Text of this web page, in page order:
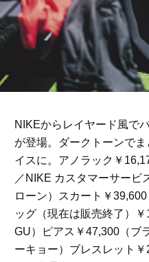
NIKEからレイヤード風で
が登場。ダークトーンで
イスに。アノラック￥
／NIKE カスタマーサービ
ローン）スカート￥
ッグ（現在は販売終了）
GU）ピアス￥47,300（ブ
ーキョー）ブレスレット